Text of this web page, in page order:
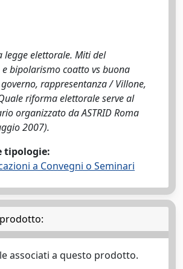
legge elettorale. Miti del
bipolarismo coatto vs buona
rappresentanza / Villone,
riforma elettorale serve al
organizzato da ASTRID Roma
2007).
tipologie:
a Convegni o Seminari
associati a questo prodotto.